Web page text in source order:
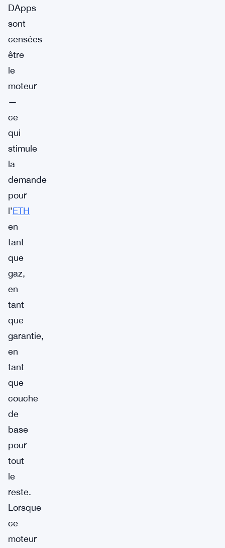
DApps
sont
censées
être
le
moteur
—
ce
qui
stimule
la
demande
pour
l’ETH
en
tant
que
gaz,
en
tant
que
garantie,
en
tant
que
couche
de
base
pour
tout
le
reste.
Lorsque
ce
moteur